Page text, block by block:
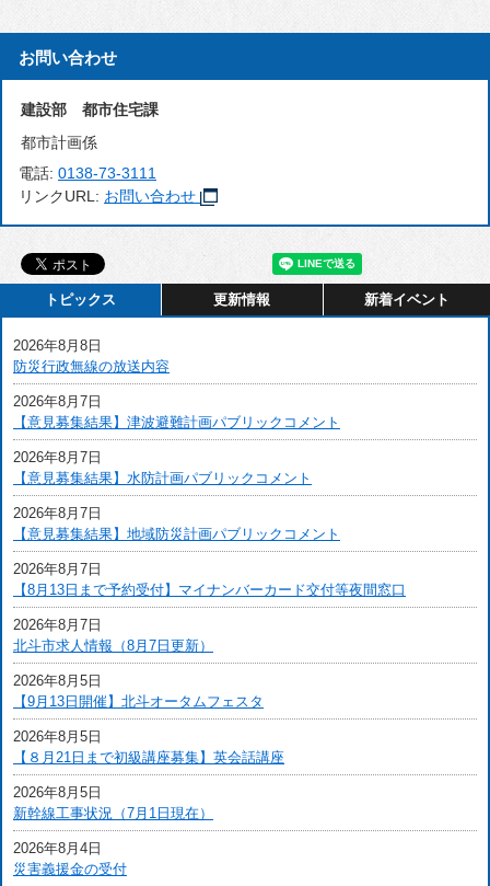
お問い合わせ
建設部 都市住宅課
都市計画係
電話: 0138-73-3111
リンクURL: お問い合わせ
トピックス 更新情報 新着イベント
2026年8月8日
防災行政無線の放送内容
2026年8月7日
【意見募集結果】津波避難計画パブリックコメント
2026年8月7日
【意見募集結果】水防計画パブリックコメント
2026年8月7日
【意見募集結果】地域防災計画パブリックコメント
2026年8月7日
【8月13日まで予約受付】マイナンバーカード交付等夜間窓口
2026年8月7日
北斗市求人情報（8月7日更新）
2026年8月5日
【9月13日開催】北斗オータムフェスタ
2026年8月5日
【８月21日まで初級講座募集】英会話講座
2026年8月5日
新幹線工事状況（7月1日現在）
2026年8月4日
災害義援金の受付